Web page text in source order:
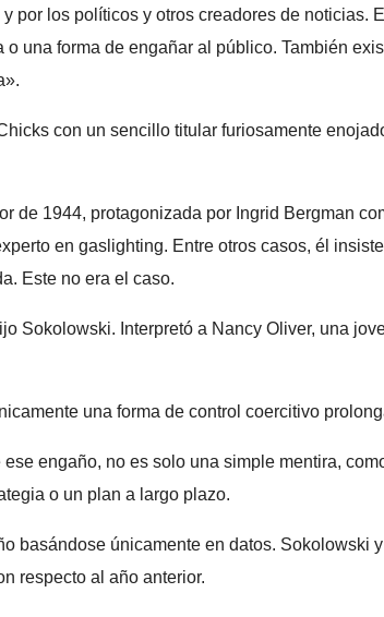
los políticos y otros creadores de noticias.
una forma de engañar al público. También
con un sencillo titular furiosamente
1944, protagonizada por Ingrid Bergman
en gaslighting. Entre otros casos, él
Este no era el caso.
Sokolowski. Interpretó a Nancy Oliver, una
una forma de control coercitivo
engaño, no es solo una simple mentira,
o un plan a largo plazo.
basándose únicamente en datos. Sokolowski
respecto al año anterior.